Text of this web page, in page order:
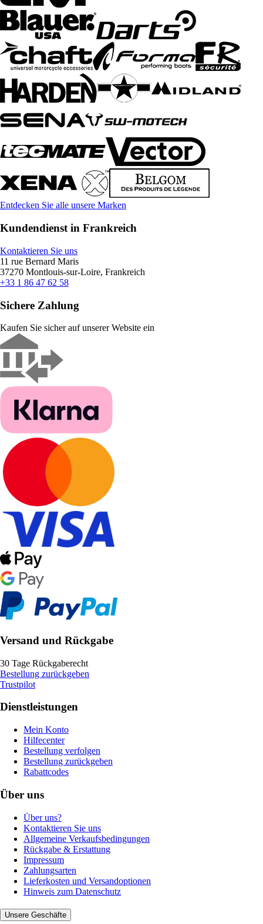
Entdecken Sie alle unsere Marken
Kundendienst in Frankreich
Kontaktieren Sie uns
11 rue Bernard Maris
37270 Montlouis-sur-Loire, Frankreich
+33 1 86 47 62 58
Sichere Zahlung
Kaufen Sie sicher auf unserer Website ein
Versand und Rückgabe
30 Tage Rückgaberecht
Bestellung zurückgeben
Trustpilot
Dienstleistungen
Mein Konto
Hilfecenter
Bestellung verfolgen
Bestellung zurückgeben
Rabattcodes
Über uns
Über uns?
Kontaktieren Sie uns
Allgemeine Verkaufsbedingungen
Rückgabe & Erstattung
Impressum
Zahlungsarten
Lieferkosten und Versandoptionen
Hinweis zum Datenschutz
Unsere Geschäfte